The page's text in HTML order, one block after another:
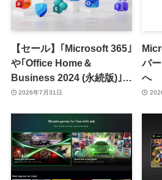
【セール】｢Microsoft 365｣
や｢Office Home＆
Business 2024 (永続版)｣が
｢Amazon暮らし応援サマ
2026年7月31日
パ
へ